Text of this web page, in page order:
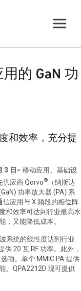
的 GaN 功
和效率，充分提
3 日 – 移动应用、基础设
供应商Qorvo® （纳斯达
功率放大器 (PA) 系
应用与 X 频段的相位阵
和效率可达到行业最高水
，又能降低成本。
系统的线性度达到行业
20 瓦 RF 功率。此外，
选项。单个 MMIC PA 提供
。QPA2212D 现可提供